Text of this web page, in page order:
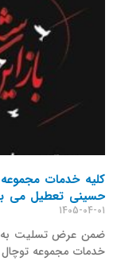
کلیه خدمات مجموعه
حسینی تعطیل می
1405-04-01
ضمن عرض تسلیت به
خدمات مجموعه